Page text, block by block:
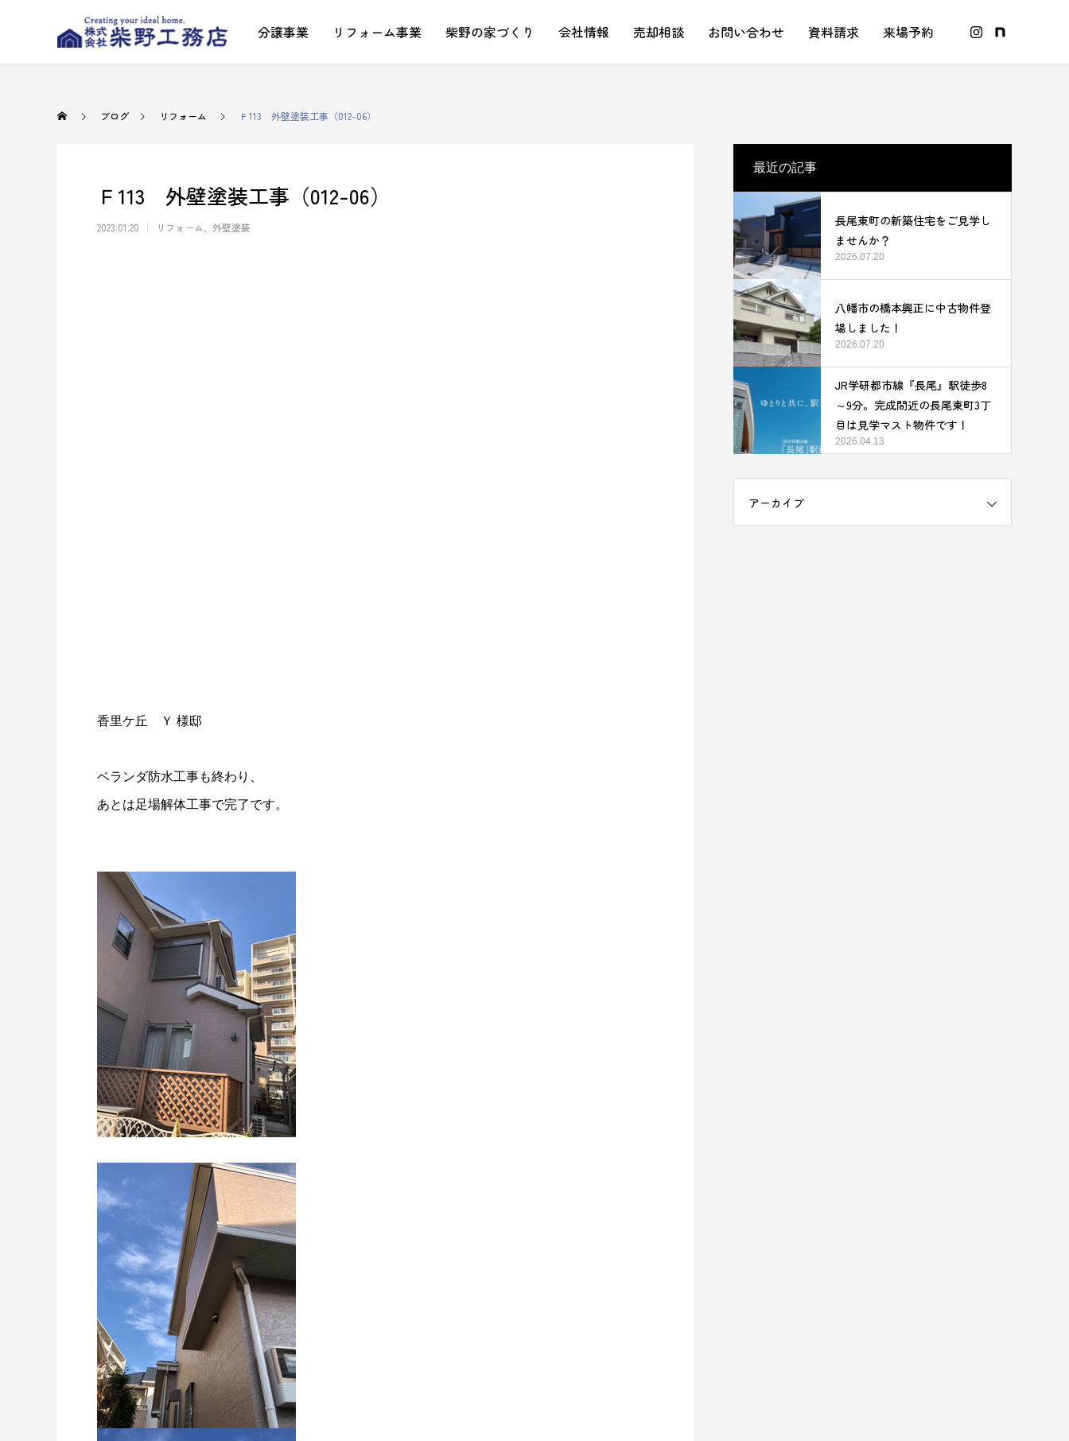
分譲事業 リフォーム事業 柴野の家づくり 会社情報 売却相談 お問い合わせ 資料請求 来場予約
ブログ リフォーム Ｆ113 外壁塗装工事（012-06）
Ｆ113 外壁塗装工事（012-06）
2023.01.20 リフォーム 外壁塗装
香里ケ丘 Ｙ 様邸
ベランダ防水工事も終わり、
あとは足場解体工事で完了です。
最近の記事
長尾東町の新築住宅をご見学し
ませんか？
2026.07.20
八幡市の橋本興正に中古物件登
場しました！
2026.07.20
JR学研都市線『長尾』駅徒歩8
～9分。完成間近の長尾東町3丁
目は見学マスト物件です！
2026.04.13
アーカイブ